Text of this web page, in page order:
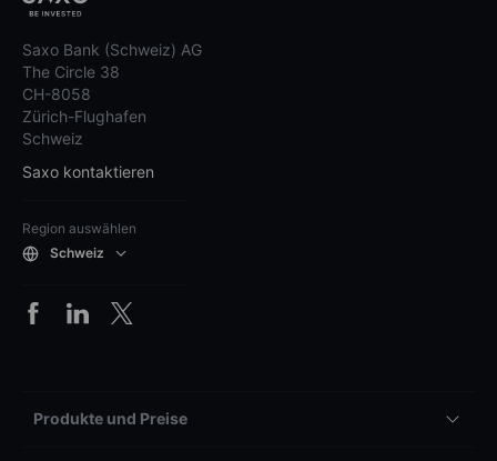
Saxo Bank (Schweiz) AG
The Circle 38
CH-8058
Zürich-Flughafen
Schweiz
Saxo kontaktieren
Region auswählen
Schweiz
Produkte und Preise